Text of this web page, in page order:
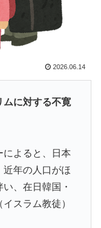
い、あの頃のネッ
の消えたサイトの
外の反応】
かった」
に突然の大揺れが
有率が低すぎる、
ﾞﾘｯw）」
だ、レシートを二
2026.06.14
ムに対する不寛
によると、日本
年の人口がほ
、在日韓国・
スラム教徒）